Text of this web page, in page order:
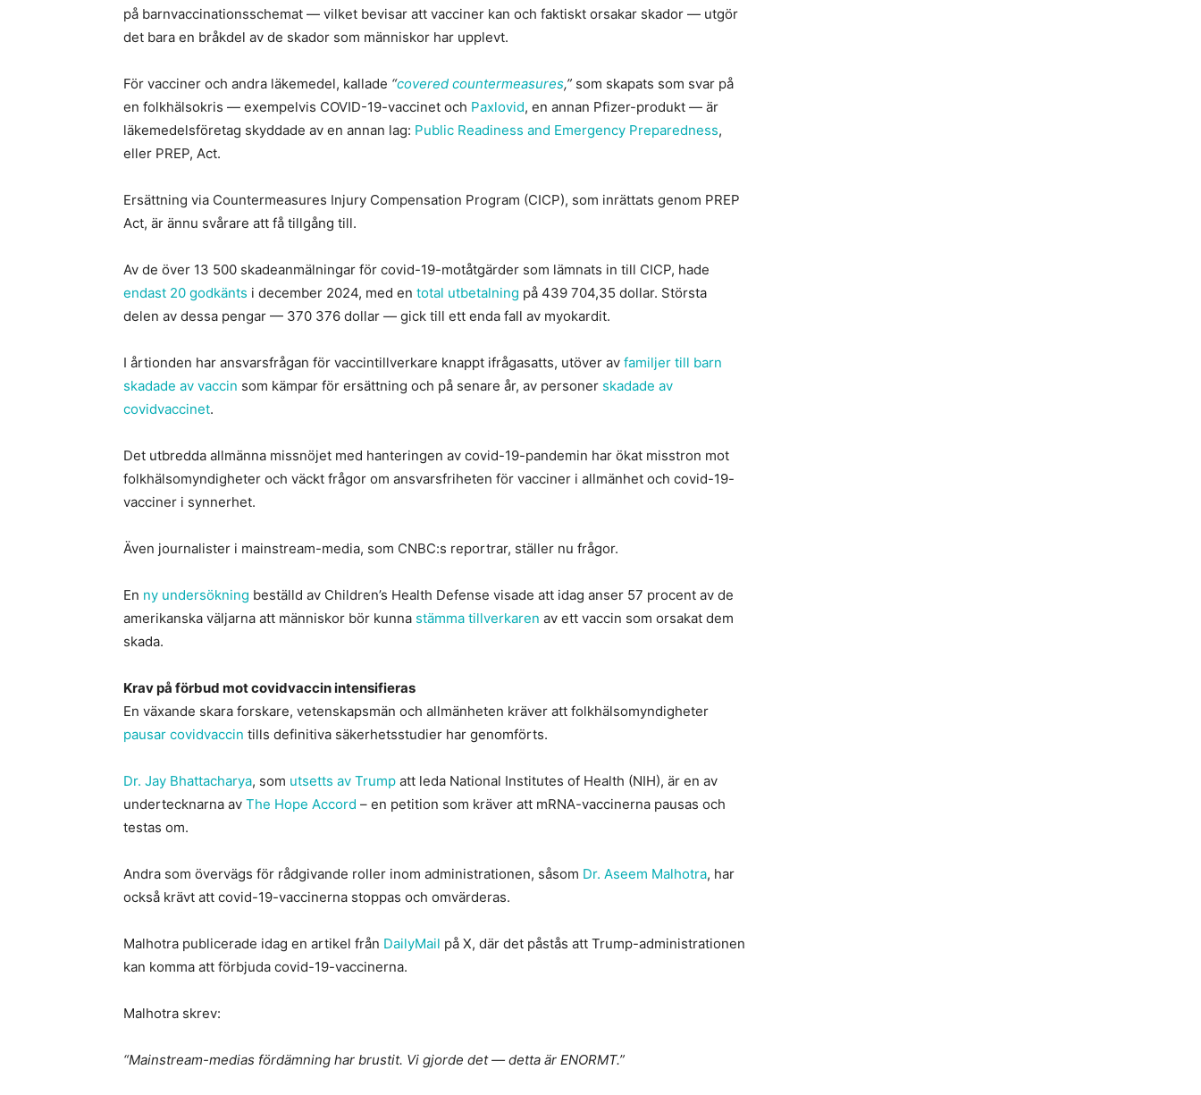
på barnvaccinationsschemat — vilket bevisar att vacciner kan och faktiskt orsakar skador — utgör
det bara en bråkdel av de skador som människor har upplevt.
För vacciner och andra läkemedel, kallade “covered countermeasures,” som skapats som svar på
en folkhälsokris — exempelvis COVID-19-vaccinet och Paxlovid, en annan Pfizer-produkt — är
läkemedelsföretag skyddade av en annan lag: Public Readiness and Emergency Preparedness,
eller PREP, Act.
Ersättning via Countermeasures Injury Compensation Program (CICP), som inrättats genom PREP
Act, är ännu svårare att få tillgång till.
Av de över 13 500 skadeanmälningar för covid-19-motåtgärder som lämnats in till CICP, hade
endast 20 godkänts i december 2024, med en total utbetalning på 439 704,35 dollar. Största
delen av dessa pengar — 370 376 dollar — gick till ett enda fall av myokardit.
I årtionden har ansvarsfrågan för vaccintillverkare knappt ifrågasatts, utöver av familjer till barn
skadade av vaccin som kämpar för ersättning och på senare år, av personer skadade av
covidvaccinet.
Det utbredda allmänna missnöjet med hanteringen av covid-19-pandemin har ökat misstron mot
folkhälsomyndigheter och väckt frågor om ansvarsfriheten för vacciner i allmänhet och covid-19-
vacciner i synnerhet.
Även journalister i mainstream-media, som CNBC:s reportrar, ställer nu frågor.
En ny undersökning beställd av Children’s Health Defense visade att idag anser 57 procent av de
amerikanska väljarna att människor bör kunna stämma tillverkaren av ett vaccin som orsakat dem
skada.
Krav på förbud mot covidvaccin intensifieras
En växande skara forskare, vetenskapsmän och allmänheten kräver att folkhälsomyndigheter
pausar covidvaccin tills definitiva säkerhetsstudier har genomförts.
Dr. Jay Bhattacharya, som utsetts av Trump att leda National Institutes of Health (NIH), är en av
undertecknarna av The Hope Accord – en petition som kräver att mRNA-vaccinerna pausas och
testas om.
Andra som övervägs för rådgivande roller inom administrationen, såsom Dr. Aseem Malhotra, har
också krävt att covid-19-vaccinerna stoppas och omvärderas.
Malhotra publicerade idag en artikel från DailyMail på X, där det påstås att Trump-administrationen
kan komma att förbjuda covid-19-vaccinerna.
Malhotra skrev:
“Mainstream-medias fördämning har brustit. Vi gjorde det — detta är ENORMT.”